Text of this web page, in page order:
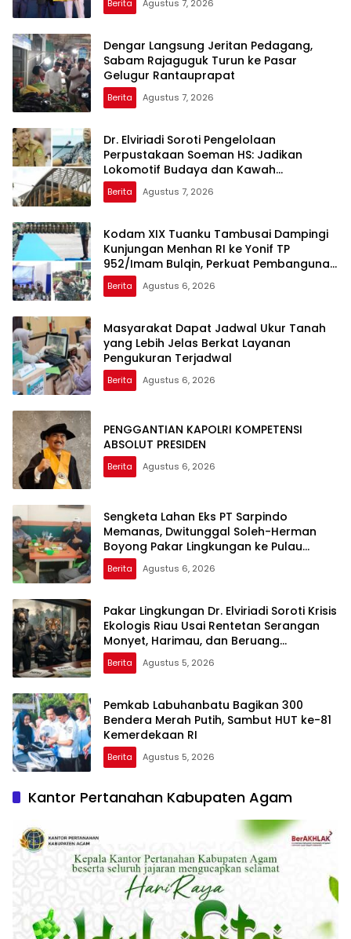
Berita Agustus 7, 2026
Dengar Langsung Jeritan Pedagang,
Sabam Rajaguguk Turun ke Pasar
Gelugur Rantauprapat
Berita Agustus 7, 2026
Dr. Elviriadi Soroti Pengelolaan
Perpustakaan Soeman HS: Jadikan
Lokomotif Budaya dan Kawah
Candradimuka Intelektual
Berita Agustus 7, 2026
Kodam XIX Tuanku Tambusai Dampingi
Kunjungan Menhan RI ke Yonif TP
952/Imam Bulqin, Perkuat Pembangunan
Satuan
Berita Agustus 6, 2026
Masyarakat Dapat Jadwal Ukur Tanah
yang Lebih Jelas Berkat Layanan
Pengukuran Terjadwal
Berita Agustus 6, 2026
PENGGANTIAN KAPOLRI KOMPETENSI
ABSOLUT PRESIDEN
Berita Agustus 6, 2026
Sengketa Lahan Eks PT Sarpindo
Memanas, Dwitunggal Soleh-Herman
Boyong Pakar Lingkungan ke Pulau
Rupat
Berita Agustus 6, 2026
Pakar Lingkungan Dr. Elviriadi Soroti Krisis
Ekologis Riau Usai Rentetan Serangan
Monyet, Harimau, dan Beruang
Terhadap Warga
Berita Agustus 5, 2026
Pemkab Labuhanbatu Bagikan 300
Bendera Merah Putih, Sambut HUT ke-81
Kemerdekaan RI
Berita Agustus 5, 2026
Kantor Pertanahan Kabupaten Agam